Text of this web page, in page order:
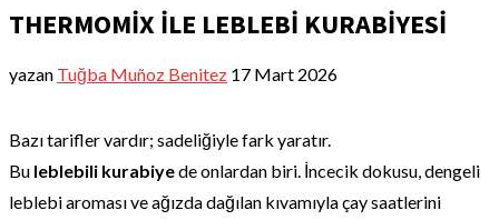
THERMOMİX İLE LEBLEBİ KURABİYESİ
yazan Tuğba Muñoz Benitez 17 Mart 2026
Bazı tarifler vardır; sadeliğiyle fark yaratır.
Bu leblebili kurabiyede onlardan biri. İncecik dokusu, dengeli
leblebi aroması ve ağızda dağılan kıvamıyla çay saatlerini